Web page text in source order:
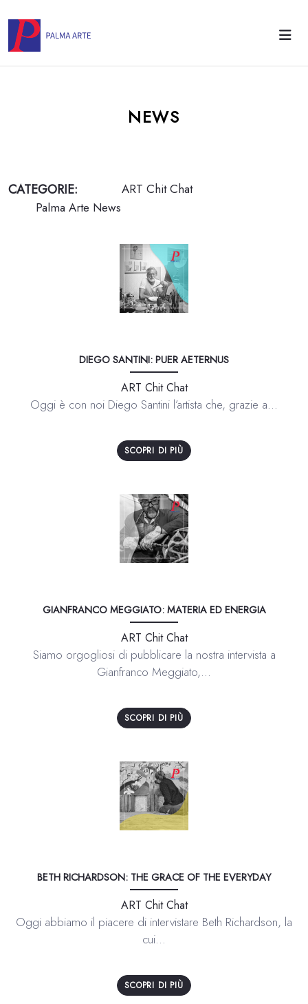
NEWS
CATEGORIE:
ART Chit Chat
Palma Arte News
DIEGO SANTINI: PUER AETERNUS
ART Chit Chat
Oggi è con noi Diego Santini l’artista che, grazie a...
SCOPRI DI PIÙ
GIANFRANCO MEGGIATO: MATERIA ED ENERGIA
ART Chit Chat
Siamo orgogliosi di pubblicare la nostra intervista a
Gianfranco Meggiato,...
SCOPRI DI PIÙ
BETH RICHARDSON: THE GRACE OF THE EVERYDAY
ART Chit Chat
Oggi abbiamo il piacere di intervistare Beth Richardson, la
cui...
SCOPRI DI PIÙ